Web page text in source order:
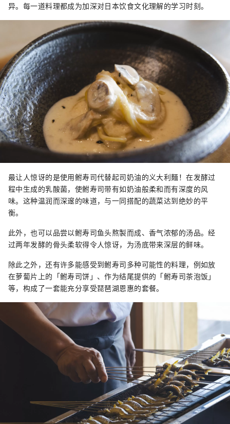
异。每一道料理都成为加深对日本饮食文化理解的学习时刻。
最让人惊讶的是使用鲋寿司代替起司奶油的义大利麵！在发酵过
程中生成的乳酸菌，使鲋寿司带有如奶油般柔和而有深度的风
味。这种温润而深邃的味道，与一同搭配的蔬菜达到绝妙的平
衡。
此外，也可以品尝以鲋寿司鱼头熬製而成、香气浓郁的汤品。经
过两年发酵的骨头柔软得令人惊讶，为汤底带来深层的鲜味。
除此之外，还有许多能感受到鲋寿司多种可能性的料理，例如放
在萝蔔片上的「鲋寿司饼」、作为结尾提供的「鲋寿司茶泡饭」
等，构成了一套能充分享受琵琶湖恩惠的套餐。